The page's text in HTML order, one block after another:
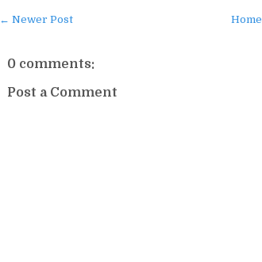
← Newer Post Home
0 comments:
Post a Comment